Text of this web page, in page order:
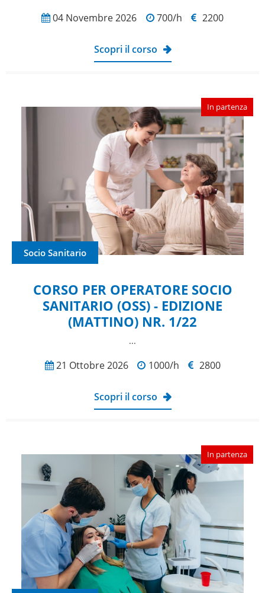
04 Novembre 2026 700/h 2200
Scopri il corso
In partenza
Socio Sanitario
CORSO PER OPERATORE SOCIO
SANITARIO (OSS) - EDIZIONE
(MATTINO) NR. 1/22
...
21 Ottobre 2026 1000/h 2800
Scopri il corso
In partenza